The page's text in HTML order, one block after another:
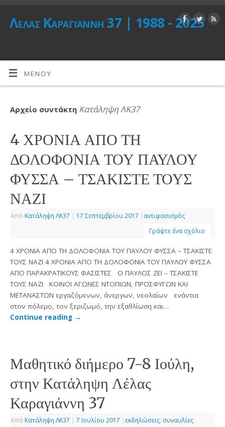
Λέλας Καραγιάννη 37 | 1988 - 2025
ΜΕΝΟΎ
Αρχείο συντάκτη Κατάληψη ΛΚ37
4 ΧΡΟΝΙΑ ΑΠΟ ΤΗ
ΔΟΛΟΦΟΝΙΑ ΤΟΥ ΠΑΥΛΟΥ
ΦΥΣΣΑ – ΤΣΑΚΙΣΤΕ ΤΟΥΣ
ΝΑΖΙ
Από Κατάληψη ΛΚ37 | 17 Σεπτεμβρίου 2017 | αντιφασισμός
Γράψτε ένα σχόλιο
4 ΧΡΟΝΙΑ ΑΠΟ ΤΗ ΔΟΛΟΦΟΝΙΑ ΤΟΥ ΠΑΥΛΟΥ ΦΥΣΣΑ – ΤΣΑΚΙΣΤΕ
ΤΟΥΣ ΝΑΖΙ 4 ΧΡΟΝΙΑ ΑΠΟ ΤΗ ΔΟΛΟΦΟΝΙΑ ΤΟΥ ΠΑΥΛΟΥ ΦΥΣΣΑ
ΑΠΟ ΠΑΡΑΚΡΑΤΙΚΟΥΣ ΦΑΣΙΣΤΕΣ Ο ΠΑΥΛΟΣ ΖΕΙ – ΤΣΑΚΙΣΤΕ
ΤΟΥΣ ΝΑΖΙ ΚΟΙΝΟΙ ΑΓΩΝΕΣ ΝΤΟΠΙΩΝ, ΠΡΟΣΦΥΓΩΝ ΚΑΙ
ΜΕΤΑΝΑΣΤΩΝ εργαζόμενων, άνεργων, νεολαίων ενάντια
στον πόλεμο, τον ξεριζωμό, την εξαθλίωση και…
Continue reading →
Μαθητικό διήμερο 7-8 Ιούλη,
στην Κατάληψη Λέλας
Καραγιάννη 37
Από Κατάληψη ΛΚ37 | 7 Ιουλίου 2017 | εκδηλώσεις, συναυλίες